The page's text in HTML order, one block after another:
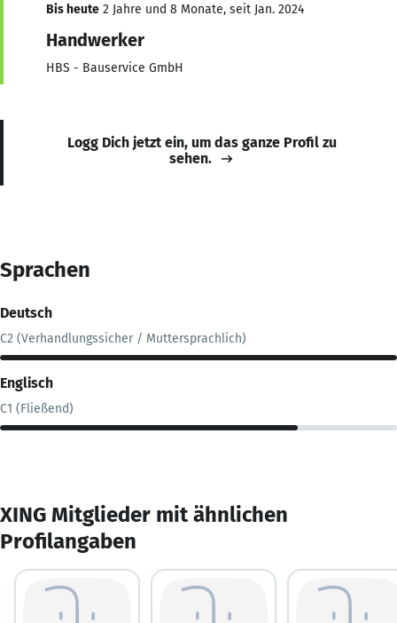
Bis heute 2 Jahre und 8 Monate, seit Jan. 2024
Handwerker
HBS - Bauservice GmbH
Logg Dich jetzt ein, um das ganze Profil zu
sehen.
Sprachen
Deutsch
C2 (Verhandlungssicher / Muttersprachlich)
Englisch
C1 (Fließend)
XING Mitglieder mit ähnlichen
Profilangaben